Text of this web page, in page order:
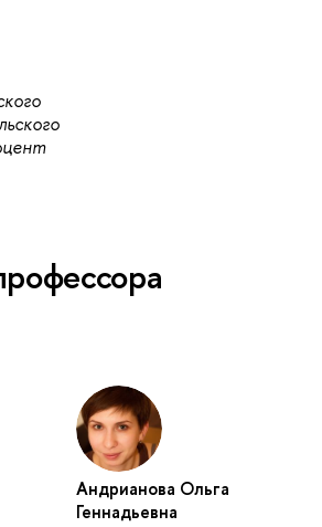
Андрианова Ольга
Геннадьевна